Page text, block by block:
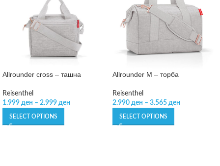
Allrounder cross – ташна
Reisenthel
1.999 ден – 2.999 ден
SELECT OPTIONS
Allrounder M – торба
Reisenthel
2.990 ден – 3.565 ден
SELECT OPTIONS